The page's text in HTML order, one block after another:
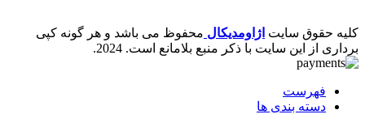
کلیه حقوق سایت اژاومدیکال محفوظ می باشد و هر گونه کپی
برداری از این سایت با ذکر منبع بلامانع است. 2024.
فهرست
دسته بندی ها